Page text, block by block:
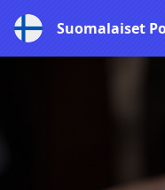
Suomalaiset